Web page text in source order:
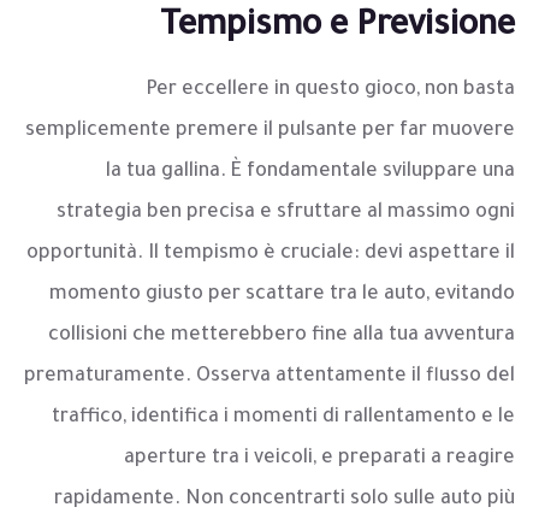
Tempismo e Previsione
Per eccellere in questo gioco, non basta
semplicemente premere il pulsante per far muovere
la tua gallina. È fondamentale sviluppare una
strategia ben precisa e sfruttare al massimo ogni
opportunità. Il tempismo è cruciale: devi aspettare il
momento giusto per scattare tra le auto, evitando
collisioni che metterebbero fine alla tua avventura
prematuramente. Osserva attentamente il flusso del
traffico, identifica i momenti di rallentamento e le
aperture tra i veicoli, e preparati a reagire
rapidamente. Non concentrarti solo sulle auto più